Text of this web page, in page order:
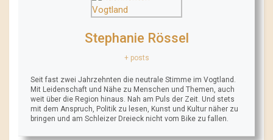
Stephanie Rössel
+ posts
Seit fast zwei Jahrzehnten die neutrale Stimme im Vogtland.
Mit Leidenschaft und Nähe zu Menschen und Themen, auch
weit über die Region hinaus. Nah am Puls der Zeit. Und stets
mit dem Anspruch, Politik zu lesen, Kunst und Kultur näher zu
bringen und am Schleizer Dreieck nicht vom Bike zu fallen.